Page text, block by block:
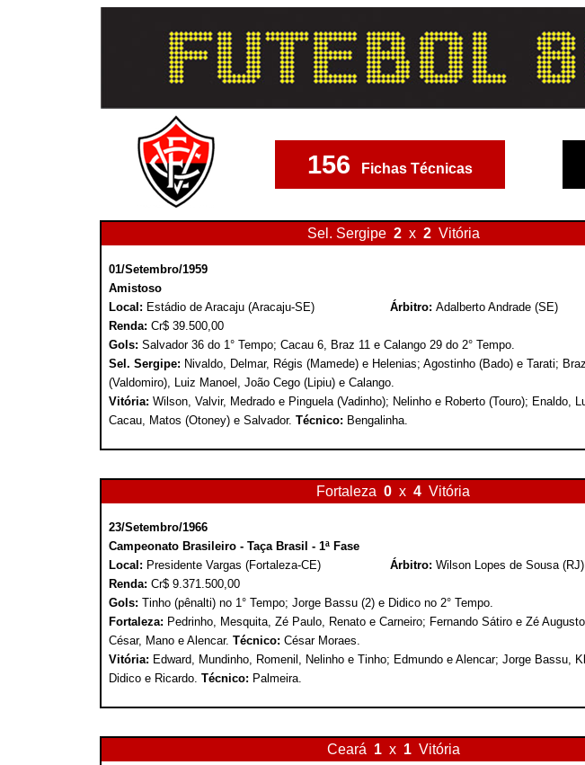
156 Fichas Técnicas
Sel. Sergipe 2 x 2 Vitória
01/Setembro/1959
Amistoso
Local: Estádio de Aracaju (Aracaju-SE) Árbitro: Adalberto Andrade (SE)
Renda: Cr$ 39.500,00
Gols: Salvador 36 do 1° Tempo; Cacau 6, Braz 11 e Calango 29 do 2° Tempo.
Sel. Sergipe: Nivaldo, Delmar, Régis (Mamede) e Helenias; Agostinho (Bado) e Tarati;
(Valdomiro), Luiz Manoel, João Cego (Lipiu) e Calango.
Vitória: Wilson, Valvir, Medrado e Pinguela (Vadinho); Nelinho e Roberto (Touro); Enaldo,
Cacau, Matos (Otoney) e Salvador. Técnico: Bengalinha.
Fortaleza 0 x 4 Vitória
23/Setembro/1966
Campeonato Brasileiro - Taça Brasil - 1ª Fase
Local: Presidente Vargas (Fortaleza-CE) Árbitro: Wilson Lopes de Sousa (RJ)
Renda: Cr$ 9.371.500,00
Gols: Tinho (pênalti) no 1° Tempo; Jorge Bassu (2) e Didico no 2° Tempo.
Fortaleza: Pedrinho, Mesquita, Zé Paulo, Renato e Carneiro; Fernando Sátiro e Zé
César, Mano e Alencar. Técnico: César Moraes.
Vitória: Edward, Mundinho, Romenil, Nelinho e Tinho; Edmundo e Alencar; Jorge Bassu,
Didico e Ricardo. Técnico: Palmeira.
Ceará 1 x 1 Vitória